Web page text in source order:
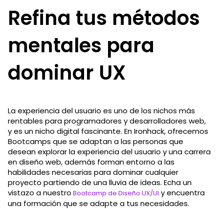
Refina tus métodos
mentales para
dominar UX
La experiencia del usuario es uno de los nichos más
rentables para programadores y desarrolladores web,
y es un nicho digital fascinante. En Ironhack, ofrecemos
Bootcamps que se adaptan a las personas que
desean explorar la experiencia del usuario y una carrera
en diseño web, además forman entorno a las
habilidades necesarias para dominar cualquier
proyecto partiendo de una lluvia de ideas. Echa un
vistazo a nuestro Bootcamp de Diseño UX/UI y encuentra
una formación que se adapte a tus necesidades.